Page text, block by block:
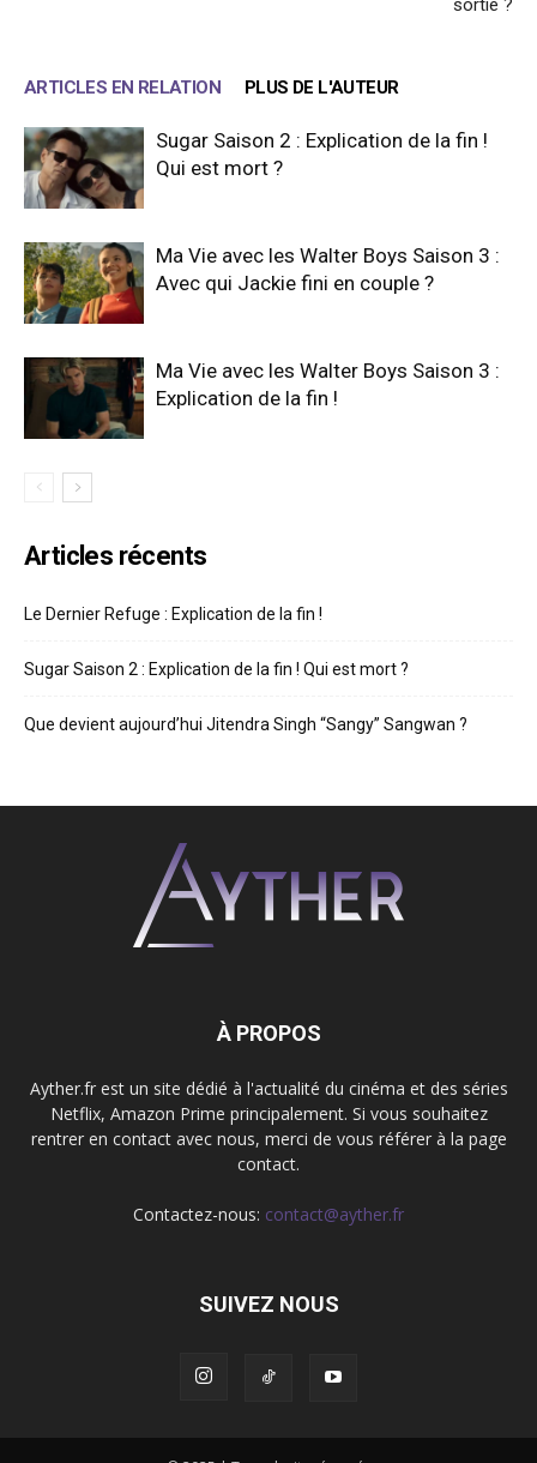
sortie ?
ARTICLES EN RELATION PLUS DE L'AUTEUR
Sugar Saison 2 : Explication de la fin !
Qui est mort ?
Ma Vie avec les Walter Boys Saison 3 :
Avec qui Jackie fini en couple ?
Ma Vie avec les Walter Boys Saison 3 :
Explication de la fin !
Articles récents
Le Dernier Refuge : Explication de la fin !
Sugar Saison 2 : Explication de la fin ! Qui est mort ?
Que devient aujourd’hui Jitendra Singh “Sangy” Sangwan ?
À PROPOS
Ayther.fr est un site dédié à l'actualité du cinéma et des séries
Netflix, Amazon Prime principalement. Si vous souhaitez
rentrer en contact avec nous, merci de vous référer à la page
contact.
Contactez-nous: contact@ayther.fr
SUIVEZ NOUS